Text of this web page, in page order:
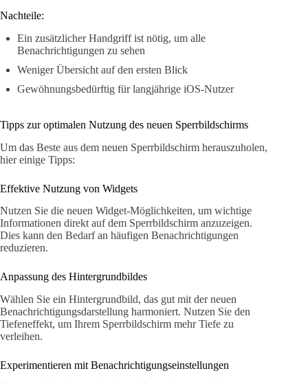
Nachteile:
Ein zusätzlicher Handgriff ist nötig, um alle
Benachrichtigungen zu sehen
Weniger Übersicht auf den ersten Blick
Gewöhnungsbedürftig für langjährige iOS-Nutzer
Tipps zur optimalen Nutzung des neuen Sperrbildschirms
Um das Beste aus dem neuen Sperrbildschirm herauszuholen,
hier einige Tipps:
Effektive Nutzung von Widgets
Nutzen Sie die neuen Widget-Möglichkeiten, um wichtige
Informationen direkt auf dem Sperrbildschirm anzuzeigen.
Dies kann den Bedarf an häufigen Benachrichtigungen
reduzieren.
Anpassung des Hintergrundbildes
Wählen Sie ein Hintergrundbild, das gut mit der neuen
Benachrichtigungsdarstellung harmoniert. Nutzen Sie den
Tiefeneffekt, um Ihrem Sperrbildschirm mehr Tiefe zu
verleihen.
Experimentieren mit Benachrichtigungseinstellungen